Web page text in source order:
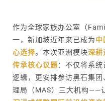
作为全球家族办公室（
一，新加坡近年来已成为中
心选择。本次亚洲模块深耕
传承核心议题：不仅将系
逻辑，更安排参访黑石集
理局（MAS）三大机构——